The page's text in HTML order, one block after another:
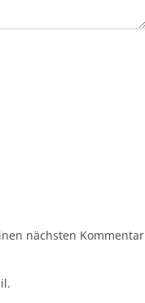
nächsten Kommentar